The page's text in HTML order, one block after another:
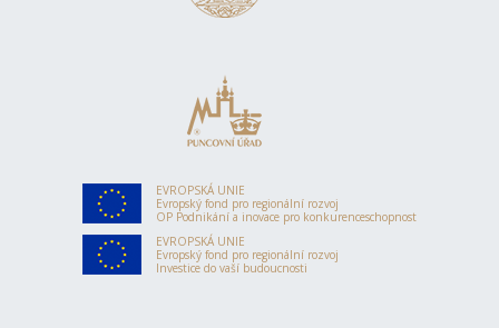
EVROPSKÁ UNIE
Evropský fond pro regionální rozvoj
OP Podnikání a inovace pro konkurenceschopnost
EVROPSKÁ UNIE
Evropský fond pro regionální rozvoj
Investice do vaší budoucnosti